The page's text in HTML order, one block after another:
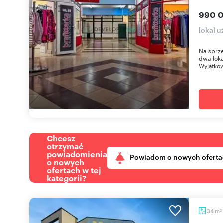
990
lokal
Na
dwa
Chcesz
otrzymać
powiadomienia
o nowych
ofertach w tej
kategorii?
Powiadom o nowych
34 m2